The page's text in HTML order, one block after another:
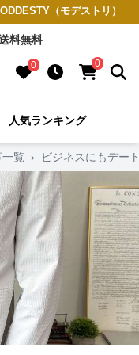
（モデストリ）
料無料
0 0
人気ランキング
覧 › ビジネスにもデー